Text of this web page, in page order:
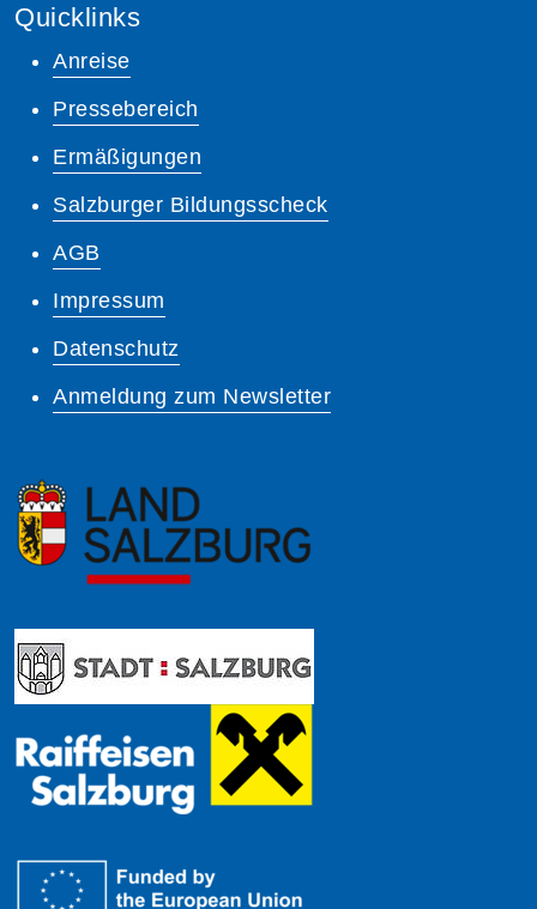
Quicklinks
Anreise
Pressebereich
Ermäßigungen
Salzburger Bildungsscheck
AGB
Impressum
Datenschutz
Anmeldung zum Newsletter